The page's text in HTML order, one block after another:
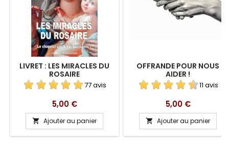
LIVRET : LES MIRACLES DU
ROSAIRE
77 avis
Prix
5,00 €
 Ajouter au panier
OFFRANDE POUR NOUS
AIDER !
11 avis
Prix
5,00 €
 Ajouter au panier